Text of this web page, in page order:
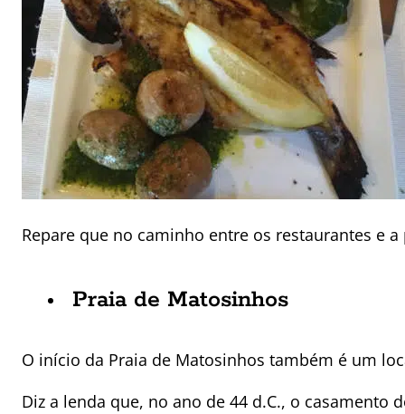
Repare que no caminho entre os restaurantes e
Praia de Matosinhos
O início da Praia de Matosinhos também é um
Diz a lenda que, no ano de 44 d.C., o